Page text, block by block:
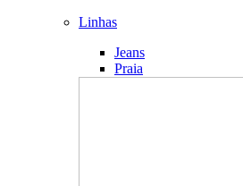
Linhas
Jeans
Praia